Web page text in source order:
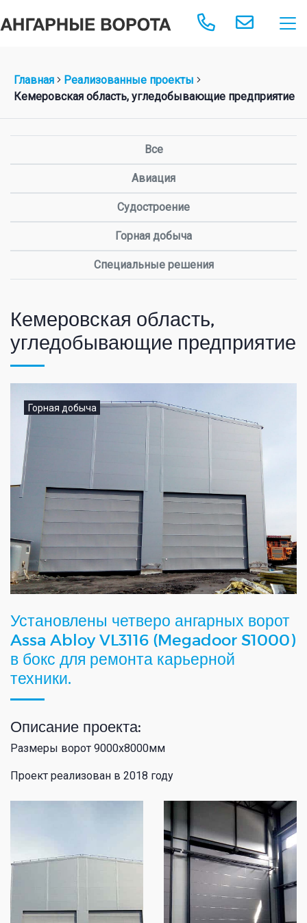
Главная
Реализованные проекты
Кемеровская область, угледобывающие предприятие
Все
Авиация
Судостроение
Горная добыча
Специальные решения
Кемеровская область,
угледобывающие предприятие
Горная добыча
Установлены четверо ангарных ворот
Assa Abloy VL3116 (Megadoor S1000)
в бокс для ремонта карьерной
техники.
Описание проекта:
Размеры ворот 9000х8000мм
Проект реализован в 2018 году